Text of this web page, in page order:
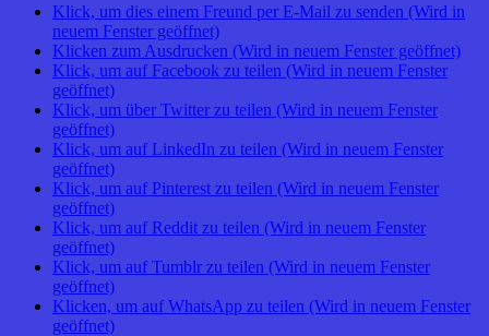
Klick, um dies einem Freund per E-Mail zu senden (Wird in
neuem Fenster geöffnet)
Klicken zum Ausdrucken (Wird in neuem Fenster geöffnet)
Klick, um auf Facebook zu teilen (Wird in neuem Fenster
geöffnet)
Klick, um über Twitter zu teilen (Wird in neuem Fenster
geöffnet)
Klick, um auf LinkedIn zu teilen (Wird in neuem Fenster
geöffnet)
Klick, um auf Pinterest zu teilen (Wird in neuem Fenster
geöffnet)
Klick, um auf Reddit zu teilen (Wird in neuem Fenster
geöffnet)
Klick, um auf Tumblr zu teilen (Wird in neuem Fenster
geöffnet)
Klicken, um auf WhatsApp zu teilen (Wird in neuem Fenster
geöffnet)